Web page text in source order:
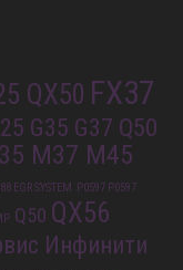
QX50 FX37
G35 G37 Q50
M37 M45
EGR SYSTEM P0597 P0597
Q50 QX56
Инфинити